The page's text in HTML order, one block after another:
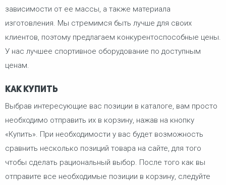
зависимости от ее массы, а также материала
изготовления. Мы стремимся быть лучше для своих
клиентов, поэтому предлагаем конкурентоспособные цены.
У нас лучшее спортивное оборудование по доступным
ценам.
Как купить
Выбрав интересующие вас позиции в каталоге, вам просто
необходимо отправить их в корзину, нажав на кнопку
«Купить». При необходимости у вас будет возможность
сравнить несколько позиций товара на сайте, для того
чтобы сделать рациональный выбор. После того как вы
отправите все необходимые позиции в корзину, следуйте